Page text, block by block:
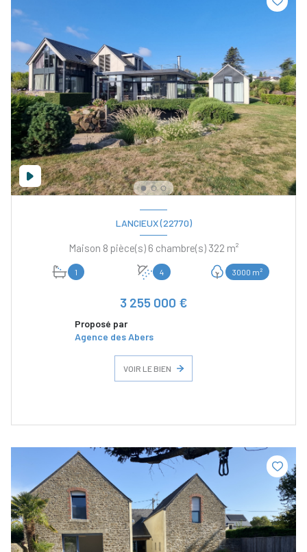
LANCIEUX (22770)
Maison 8 pièce(s) 6 chambre(s) 322 m²
1 4 3000 m²
3 255 000 €
Proposé par
Agence des Abers
VOIR LE BIEN